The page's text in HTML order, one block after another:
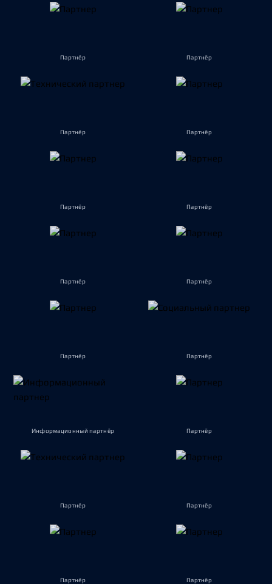
Партнёр Партнёр
Партнёр Партнёр
Партнёр Партнёр
Партнёр Партнёр
Партнёр Партнёр
Информационный партнёр Партнёр
Партнёр Партнёр
Партнёр Партнёр